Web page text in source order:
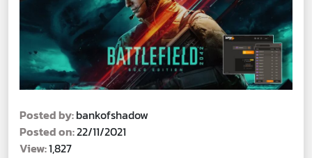
Posted by:bankofshadow
Posted on:22/11/2021
View:1,827